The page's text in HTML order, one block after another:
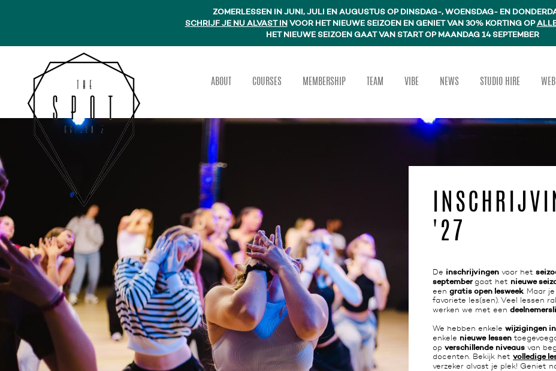
ZOMERLESSEN IN JUNI, JULI EN AUGUSTUS OP DINSDAG-, WOENSDAG- EN
SCHRIJF JE NU ALVAST INVOOR HET NIEUWE SEIZOEN EN GENIET VAN 30% KORTING OP
HET NIEUWE SEIZOEN GAAT VAN START OP MAANDAG 14 SEPTEMBER
ABOUT COURSES MEMBERSHIP TEAM VIBE NEWS STUDIO HIRE
'27
De inschrijvingen voor het
september gaat het nieuwe
een gratis open lesweek. Maar
favoriete les(sen). Veel lessen
werken we met een
We hebben enkele wijzigingen
enkele nieuwe lessen
op verschillende niveaus van
docenten. Bekijk het volledige
verzeker alvast je plek! Geniet